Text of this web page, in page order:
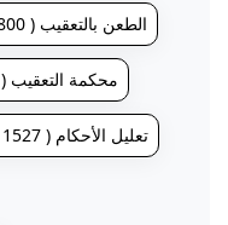
# الطعن بالتعقيب ( 1800 )
# محكمة التعقيب ( 1610 )
# تعليل الأحكام ( 1527 )